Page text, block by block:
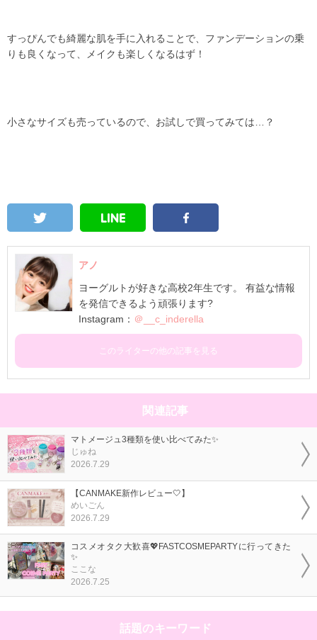
すっぴんでも綺麗な肌を手に入れることで、ファンデーションの乗
りも良くなって、メイクも楽しくなるはず！
小さなサイズも売っているので、お試しで買ってみては…？
アノ
ヨーグルトが好きな高校2年生です。 有益な情報
を発信できるよう頑張ります?
Instagram： ＠__c_inderella
このライターの他の記事を見る
関連記事
マトメージュ3種類を使い比べてみた✨
じゅね
2026.7.29
【CANMAKE新作レビュー🤍】
めいごん
2026.7.29
コスメオタク大歓喜💖FASTCOSMEPARTYに行ってきた
✨
ここな
2026.7.25
話題のキーワード